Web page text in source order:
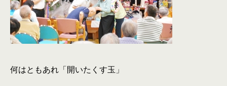
何はともあれ「開いたくす玉」